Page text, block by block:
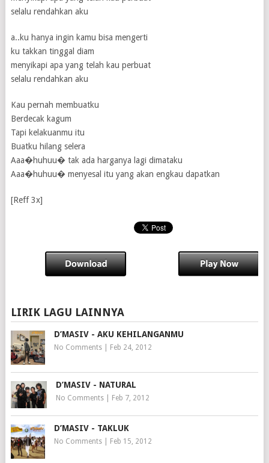
selalu rendahkan aku
a..ku hanya ingin kamu bisa mengerti
ku takkan tinggal diam
menyikapi apa yang telah kau perbuat
selalu rendahkan aku
Kau pernah membuatku
Berdecak kagum
Tapi kelakuanmu itu
Buatku hilang selera
Aaa�huhuu� tak ada harganya lagi dimataku
Aaa�huhuu� menyesal itu yang akan engkau dapatkan
[Reff 3x]
LIRIK LAGU LAINNYA
D’MASIV - AKU KEHILANGANMU
No Comments| Feb 24, 2012
D’MASIV - NATURAL
No Comments| Feb 7, 2012
D’MASIV - TAKLUK
No Comments| Feb 15, 2012